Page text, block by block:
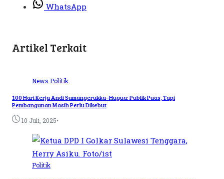
WhatsApp
Artikel Terkait
News Politik
100 Hari Kerja Andi Sumangerukka–Hugua: Publik Puas, Tapi
Pembangunan Masih Perlu Dikebut
10 Juli, 2025•
Politik